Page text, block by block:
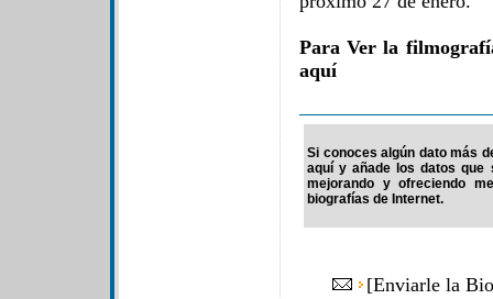
Para Ver la
aquí
Si conoces algún dato más
aquí y añade los datos que
mejorando y ofreciendo
biografías de Internet.
[Enviarle la